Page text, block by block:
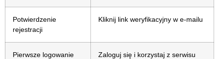
Potwierdzenie
rejestracji
Kliknij link weryfikacyjny w e-mailu
Pierwsze logowanie Zaloguj się i korzystaj z serwisu